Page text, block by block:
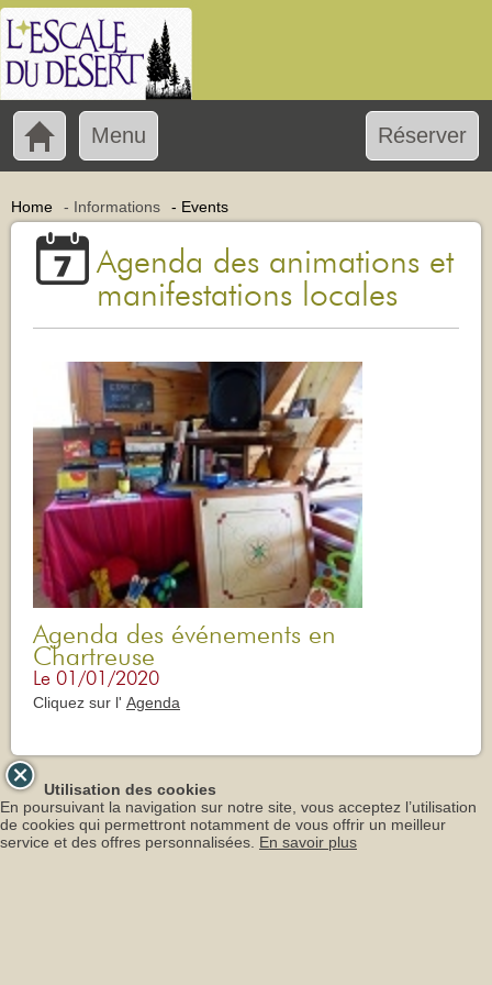
Menu Réserver
Home - Informations - Events
Agenda des animations et
manifestations locales
Agenda des événements en
Chartreuse
Le 01/01/2020
Cliquez sur l' Agenda
Utilisation des cookies
En poursuivant la navigation sur notre site, vous acceptez l’utilisation
de cookies qui permettront notamment de vous offrir un meilleur
service et des offres personnalisées. En savoir plus